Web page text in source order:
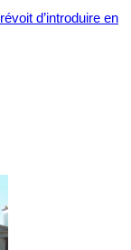
d’introduire en